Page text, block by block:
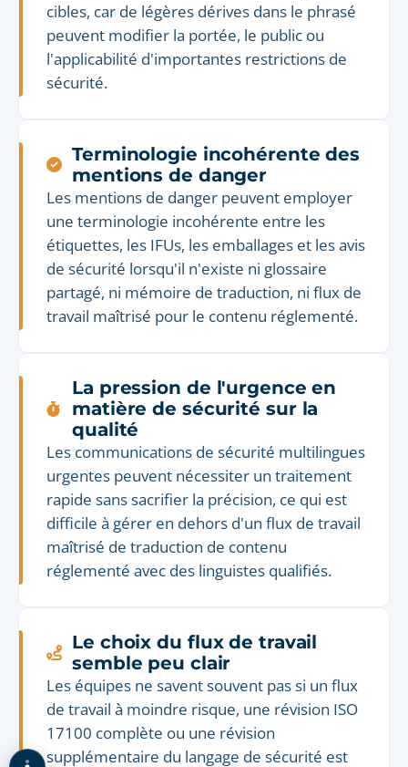
cibles, car de légères dérives dans le phrasé
peuvent modifier la portée, le public ou
l'applicabilité d'importantes restrictions de
sécurité.
Terminologie incohérente des
mentions de danger
Les mentions de danger peuvent employer
une terminologie incohérente entre les
étiquettes, les IFUs, les emballages et les avis
de sécurité lorsqu'il n'existe ni glossaire
partagé, ni mémoire de traduction, ni flux de
travail maîtrisé pour le contenu réglementé.
La pression de l'urgence en
matière de sécurité sur la
qualité
Les communications de sécurité multilingues
urgentes peuvent nécessiter un traitement
rapide sans sacrifier la précision, ce qui est
difficile à gérer en dehors d'un flux de travail
maîtrisé de traduction de contenu
réglementé avec des linguistes qualifiés.
Le choix du flux de travail
semble peu clair
Les équipes ne savent souvent pas si un flux
de travail à moindre risque, une révision ISO
17100 complète ou une révision
supplémentaire du langage de sécurité est